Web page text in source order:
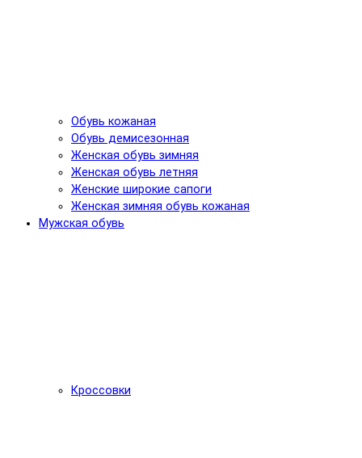
Обувь кожаная
Обувь демисезонная
Женская обувь зимняя
Женская обувь летняя
Женские широкие сапоги
Женская зимняя обувь кожаная
Мужская обувь
Кроссовки